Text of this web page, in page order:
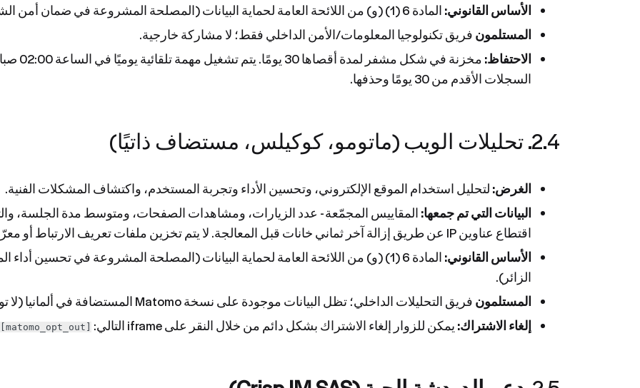
الأساس القانوني: المادة 6 (1) (و) من اللائحة العامة لحماية البيانات (المصلحة المشروعة في ضمان أمن الشبكة والمعلومات).
المستلمون فريق تكنولوجيا المعلومات/الأمن الداخلي فقط؛ لا مشاركة خارجية.
الاحتفاظ:
مخزنة في
السجلات الأقدم من 30 يومًا وحذفها.
2.4. تحليلات الويب (ماتومو، كوكيلس، مستضاف ذاتيًا)
الغرض: لتحليل استخدام الموقع الإلكتروني، وتحسين الأداء وتجربة المستخدم، واكتشاف المشكلات الفنية.
البيانات التي تم جمعها: المقاييس المجمّعة - عدد الزيارات، ومشاهدات الصفحات، ومتوسط مدة الجلسة،
اقتطاع عناوين IP عن طريق إزالة آخر ثماني خانات قبل المعالجة. لا يتم تخزين ملفات تعريف الارتباط أو معرّفات المستخدم.
الأساس القانوني:
المادة 6 (1) (و) من اللائحة العامة لحماية البيانات (المصلحة المشروعة في تحسين
الزائر).
المستلمون فريق التحليلات الداخلي؛ تظل البيانات موجودة على نسخة Matomo المستضافة في ألمانيا (لا توجد خدمة طرف ثالث).
إلغاء الاشتراك: يمكن للزوار إلغاء الاشتراك بشكل دائم من خلال النقر على iframe التالي: